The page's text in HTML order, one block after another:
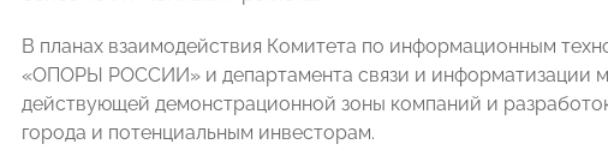
В планах взаимодействия Комитета по информационным
«ОПОРЫ РОССИИ» и департамента связи и информатизации
действующей демонстрационной зоны компаний и
города и потенциальным инвесторам.